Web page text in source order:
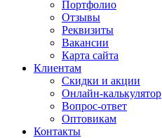
Портфолио
Отзывы
Реквизиты
Вакансии
Карта сайта
Клиентам
Скидки и акции
Онлайн-калькулятор
Вопрос-ответ
Оптовикам
Контакты